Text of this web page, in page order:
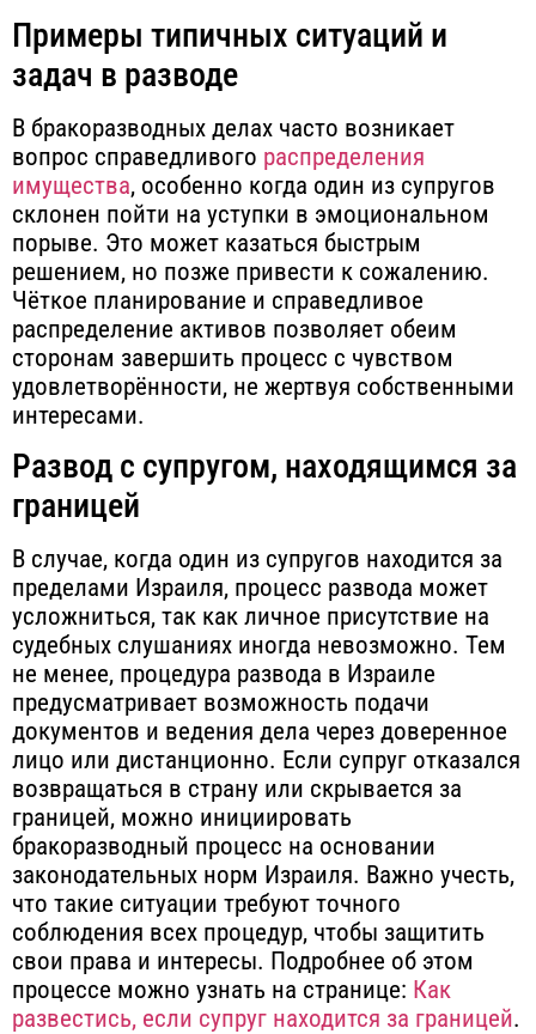
Примеры типичных ситуаций и
задач в разводе
В бракоразводных делах часто возникает
вопрос справедливого распределения
имущества, особенно когда один из супругов
склонен пойти на уступки в эмоциональном
порыве. Это может казаться быстрым
решением, но позже привести к сожалению.
Чёткое планирование и справедливое
распределение активов позволяет обеим
сторонам завершить процесс с чувством
удовлетворённости, не жертвуя собственными
интересами.
Развод с супругом, находящимся за
границей
В случае, когда один из супругов находится за
пределами Израиля, процесс развода может
усложниться, так как личное присутствие на
судебных слушаниях иногда невозможно. Тем
не менее, процедура развода в Израиле
предусматривает возможность подачи
документов и ведения дела через доверенное
лицо или дистанционно. Если супруг отказался
возвращаться в страну или скрывается за
границей, можно инициировать
бракоразводный процесс на основании
законодательных норм Израиля. Важно учесть,
что такие ситуации требуют точного
соблюдения всех процедур, чтобы защитить
свои права и интересы. Подробнее об этом
процессе можно узнать на странице: Как
развестись, если супруг находится за границей.